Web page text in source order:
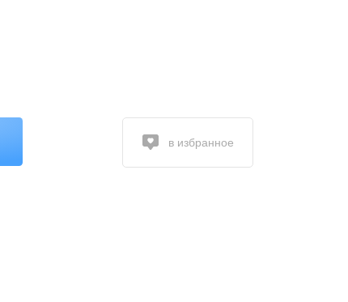
в избранное